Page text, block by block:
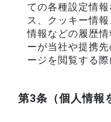
ての各種設定情
ス、クッキー情
情報などの履歴
ーが当社や提携
ージを閲覧する際
第3条（個人情報